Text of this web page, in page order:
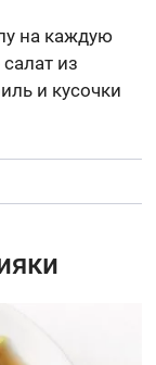
на каждую
из
и кусочки